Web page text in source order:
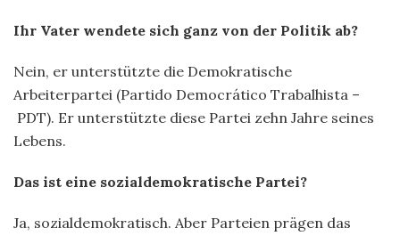
Ihr Vater wendete sich ganz von der Politik ab?
Nein, er unterstützte die Demokratische
Arbeiterpartei (Partido Democrático Trabalhista –
PDT). Er unterstützte diese Partei zehn Jahre seines
Lebens.
Das ist eine sozialdemokratische Partei?
Ja, sozialdemokratisch. Aber Parteien prägen das